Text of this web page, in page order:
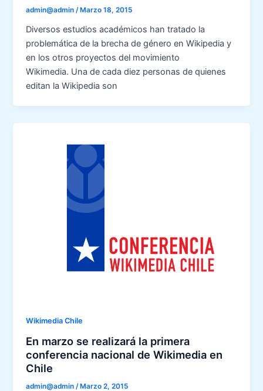
admin@admin/ Marzo 18, 2015
Diversos estudios académicos han tratado la
problemática de la brecha de género en Wikipedia y
en los otros proyectos del movimiento
Wikimedia. Una de cada diez personas de quienes
editan la Wikipedia son
Wikimedia Chile
En marzo se realizará la primera
conferencia nacional de Wikimedia en
Chile
admin@admin /Marzo 2, 2015